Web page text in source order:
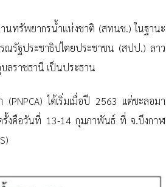
นทรัพยากรน้ำแห่งชาติ (สทนช.) ในฐานะ
รณรัฐประชาธิปไตยประชาชน (สปป.) ลาว
บลราชธานี เป็นประธาน
ได้เริ่มเมื่อปี 2563 แต่ชะลอมา
รั้งคือวันที่ 13-14 กุมภาพันธ์ ที่ จ.บึงกาฬ